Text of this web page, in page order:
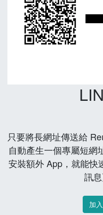
只要將長網址傳送給
自動產生一個專屬短網
安裝額外 App，就能快
訊息
加